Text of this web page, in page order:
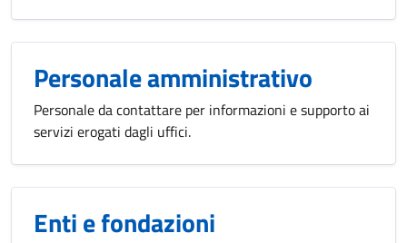
Personale amministrativo
Personale da contattare per informazioni e supporto ai
servizi erogati dagli uffici.
Enti e fondazioni